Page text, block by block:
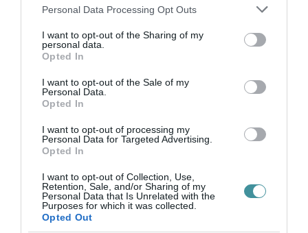
Please note that this website/app uses one or more Google
not limited to your visit or usage behaviour. You may click to
grant or deny consent to Google and its third-party tags to
use your data for below specified purposes in below Google
consent section.
Personal Data Processing Opt Outs
I want to opt-out of the Sharing of my
personal data.
Opted In
I want to opt-out of the Sale of my
Personal Data.
Opted In
I want to opt-out of processing my
Personal Data for Targeted Advertising.
Opted In
I want to opt-out of Collection, Use,
Retention, Sale, and/or Sharing of my
Personal Data that Is Unrelated with the
Purposes for which it was collected.
Opted Out
2026. augusztus 08 Mindenki ügye
BAKA ANDRÁST JELÖLI KÖZTÁRSASÁGI
ÚJ MAGYAR KÜLÜGYI STRATÉGIA KÉSZÜL,
TELJES SZAKÍTÁS JÖN A...